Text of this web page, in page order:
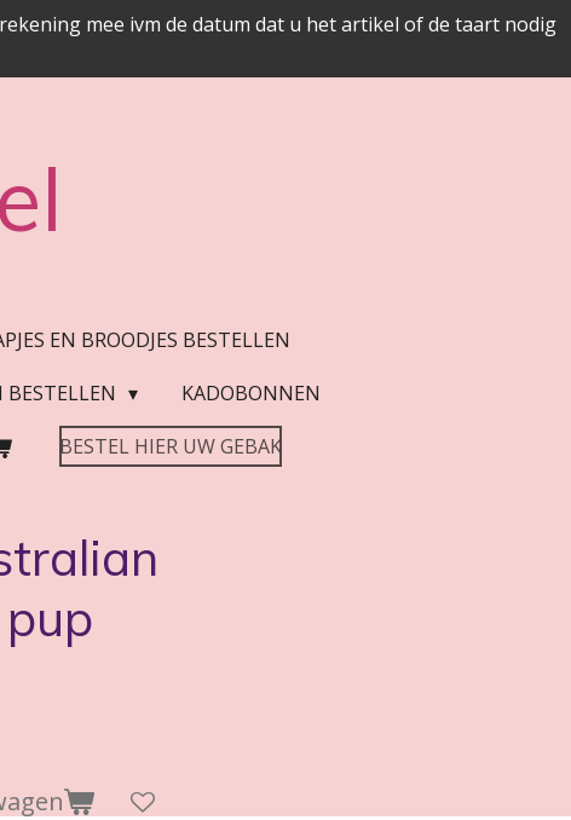
mee ivm de datum dat u het artikel of de taart nodig
EN BROODJES BESTELLEN
KADOBONNEN
BESTEL HIER UW GEBAK